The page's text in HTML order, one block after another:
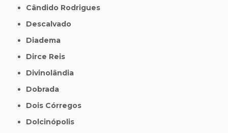
Cândido Rodrigues
Descalvado
Diadema
Dirce Reis
Divinolândia
Dobrada
Dois Córregos
Dolcinópolis